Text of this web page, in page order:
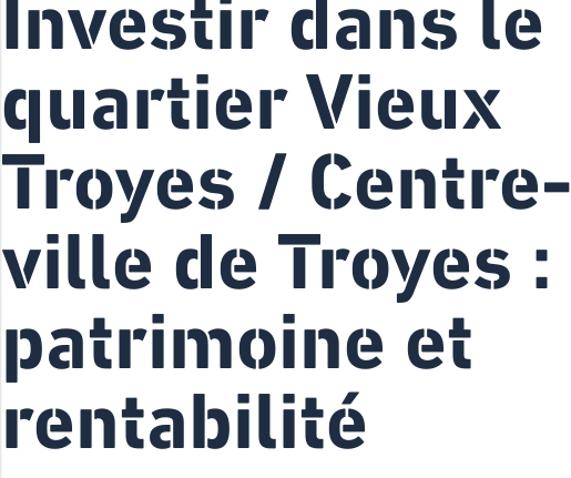
États-Unis
Amérique du Nord
Toutes les destinations →
Investir dans le
quartier Vieux
Troyes / Centre-
ville de Troyes :
patrimoine et
rentabilité